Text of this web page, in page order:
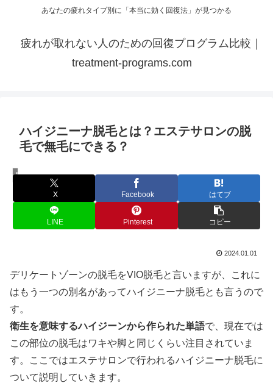
あなたの疲れタイプ別に「本当に効く回復法」が見つかる
疲れが取れない人のための回復プログラム比較｜
treatment-programs.com
ハイジニーナ脱毛とは？エステサロンの脱
毛で無毛にできる？
脱毛
X Facebook はてブ
LINE Pinterest コピー
2024.01.01
デリケートゾーンの脱毛をVIO脱毛と言いますが、これに
はもう一つの別名があってハイジニーナ脱毛とも言うので
す。
衛生を意味するハイジーンから作られた単語で、現在では
この部位の脱毛はワキや脚と同じくらい注目されていま
す。ここではエステサロンで行われるハイジニーナ脱毛に
ついて説明していきます。